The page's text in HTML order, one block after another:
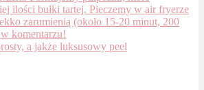
a jakże luksusowy peel